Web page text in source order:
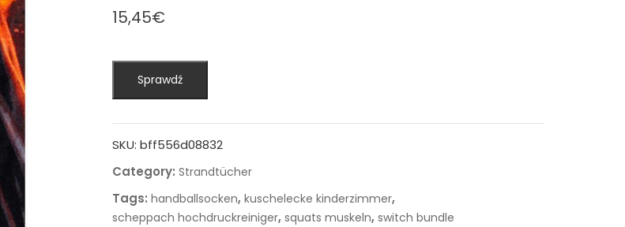
15,45€
Sprawdź
SKU: bff556d08832
Category: Strandtücher
Tags: handballsocken, kuschelecke kinderzimmer,
scheppach hochdruckreiniger, squats muskeln, switch bundle